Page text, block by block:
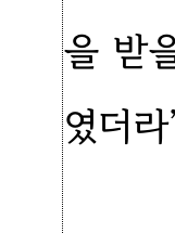
을 받
였더라